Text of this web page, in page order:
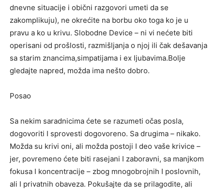
dnevne situacije i obični razgovori umeti da se
zakomplikuju), ne okrećite na borbu oko toga ko je u
pravu a ko u krivu. Slobodne Device – ni vi nećete biti
operisani od prošlosti, razmišljanja o njoj ili čak dešavanja
sa starim znancima,simpatijama i ex ljubavima.Bolje
gledajte napred, možda ima nešto dobro.
Posao
Sa nekim saradnicima ćete se razumeti očas posla,
dogovoriti I sprovesti dogovoreno. Sa drugima – nikako.
Možda su krivi oni, ali možda postoji I deo vaše krivice –
jer, povremeno ćete biti rasejani I zaboravni, sa manjkom
fokusa I koncentracije – zbog mnogobrojnih I poslovnih,
ali I privatnih obaveza. Pokušajte da se prilagodite, ali